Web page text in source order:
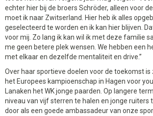
echter hier bij de broers Schröder, alleen voor
moet ik naar Zwitserland. Hier heb ik alles
geselecteerd te worden en ik kan hier blijven.
voor mij. Zo lang ik kan wil ik met deze familie
me geen betere plek wensen. We hebben een
met elkaar en dezelfde mentaliteit en drive.”
Over haar sportieve doelen voor de toekomst is
het Europees kampioenschap in Hagen voor
Lanaken het WK jonge paarden. Op langere
niveau van vijf sterren te halen en jonge ruiters
door als een goede ambassadeur van onze